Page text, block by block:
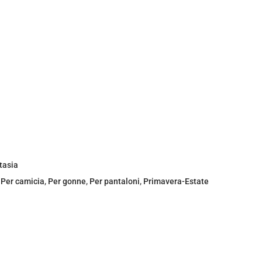
Per camicia, Per gonne, Per pantaloni, Primavera-Estate